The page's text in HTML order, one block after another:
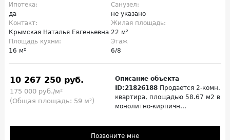
Ипотека:
да
Санузел:
не указано
Контакт:
Крымская Наталья Евгеньевна
Жилая площадь:
22 м²
Площадь кухни:
16 м²
Этаж
6/8
10 267 250 руб.
175 000 руб./м²
(Общая площадь: 59 м²)
Описание объекта
ID:21826188 Продается 2-комн.
квартира, площадью 58.67 м2 в
монолитно-кирпичн...
Позвоните мне